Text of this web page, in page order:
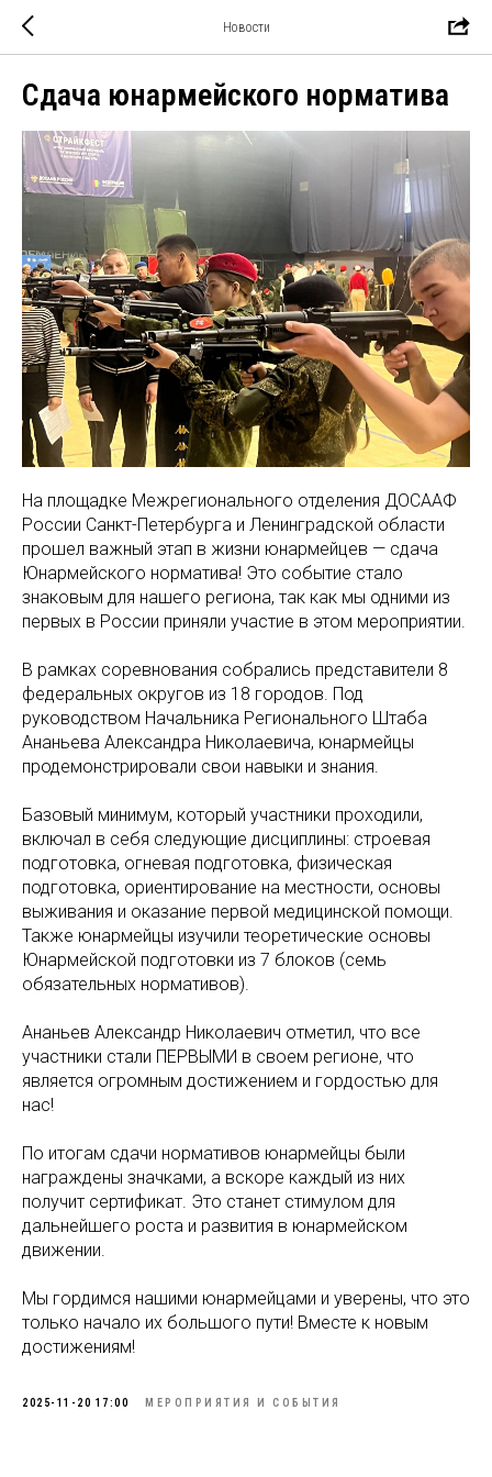
Новости
Сдача юнармейского норматива
На площадке Межрегионального отделения ДОСААФ
России Санкт-Петербурга и Ленинградской области
прошел важный этап в жизни юнармейцев — сдача
Юнармейского норматива! Это событие стало
знаковым для нашего региона, так как мы одними из
первых в России приняли участие в этом мероприятии.
В рамках соревнования собрались представители 8
федеральных округов из 18 городов. Под
руководством Начальника Регионального Штаба
Ананьева Александра Николаевича, юнармейцы
продемонстрировали свои навыки и знания.
Базовый минимум, который участники проходили,
включал в себя следующие дисциплины: строевая
подготовка, огневая подготовка, физическая
подготовка, ориентирование на местности, основы
выживания и оказание первой медицинской помощи.
Также юнармейцы изучили теоретические основы
Юнармейской подготовки из 7 блоков (семь
обязательных нормативов).
Ананьев Александр Николаевич отметил, что все
участники стали ПЕРВЫМИ в своем регионе, что
является огромным достижением и гордостью для
нас!
По итогам сдачи нормативов юнармейцы были
награждены значками, а вскоре каждый из них
получит сертификат. Это станет стимулом для
дальнейшего роста и развития в юнармейском
движении.
Мы гордимся нашими юнармейцами и уверены, что это
только начало их большого пути! Вместе к новым
достижениям!
2025-11-20 17:00 МЕРОПРИЯТИЯ И СОБЫТИЯ